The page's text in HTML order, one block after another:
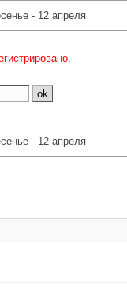
- 12 апреля
- 12 апреля